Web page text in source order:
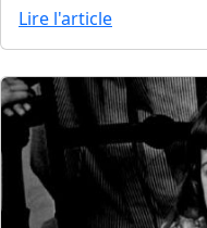
Lire l'article